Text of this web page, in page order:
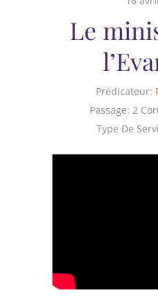
Le
Prédicateur:
Passage: 2
Type De